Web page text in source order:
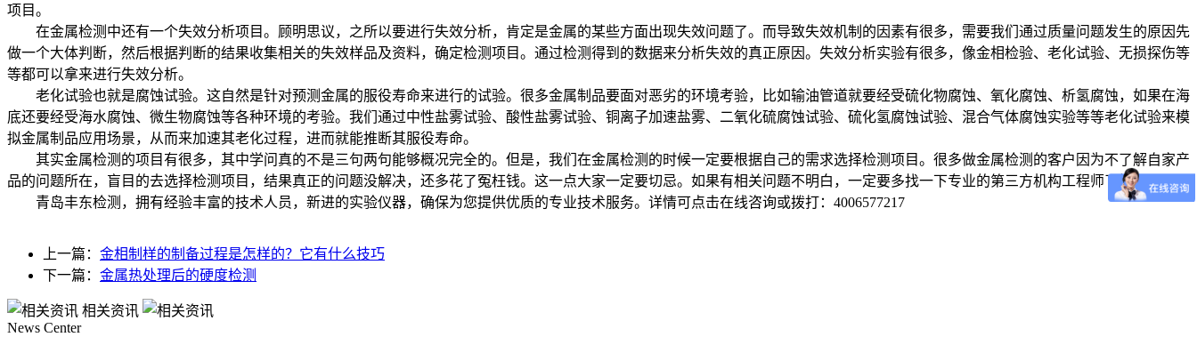
项目。
在金属检测中还有一个失效分析项目。顾明思议，之所以要进行失效分析，肯定是金属的某些方面出现失效问题了。而导致失效机制的因素有很多，需要我们通过质量问题发生的原因先
做一个大体判断，然后根据判断的结果收集相关的失效样品及资料，确定检测项目。通过检测得到的数据来分析失效的真正原因。失效分析实验有很多，像金相检验、老化试验、无损探伤等
等都可以拿来进行失效分析。
老化试验也就是腐蚀试验。这自然是针对预测金属的服役寿命来进行的试验。很多金属制品要面对恶劣的环境考验，比如输油管道就要经受硫化物腐蚀、氧化腐蚀、析氢腐蚀，如果在海
底还要经受海水腐蚀、微生物腐蚀等各种环境的考验。我们通过中性盐雾试验、酸性盐雾试验、铜离子加速盐雾、二氧化硫腐蚀试验、硫化氢腐蚀试验、混合气体腐蚀实验等等老化试验来模
拟金属制品应用场景，从而来加速其老化过程，进而就能推断其服役寿命。
其实金属检测的项目有很多，其中学问真的不是三句两句能够概况完全的。但是，我们在金属检测的时候一定要根据自己的需求选择检测项目。很多做金属检测的客户因为不了解自家产
品的问题所在，盲目的去选择检测项目，结果真正的问题没解决，还多花了冤枉钱。这一点大家一定要切忌。如果有相关问题不明白，一定要多找一下专业的第三方机构工程师了解下。
青岛丰东检测，拥有经验丰富的技术人员，新进的实验仪器，确保为您提供优质的专业技术服务。详情可点击在线咨询或拨打：4006577217
上一篇： 金相制样的制备过程是怎样的？它有什么技巧
下一篇： 金属热处理后的硬度检测
相关资讯
News Center